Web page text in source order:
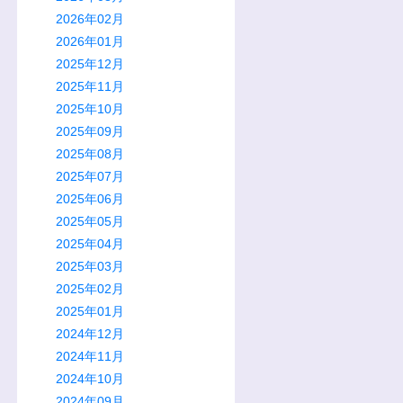
2026年02月
2026年01月
2025年12月
2025年11月
2025年10月
2025年09月
2025年08月
2025年07月
2025年06月
2025年05月
2025年04月
2025年03月
2025年02月
2025年01月
2024年12月
2024年11月
2024年10月